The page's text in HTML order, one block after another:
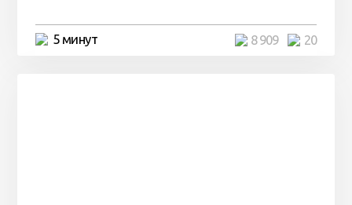
5 минут 20
8 909